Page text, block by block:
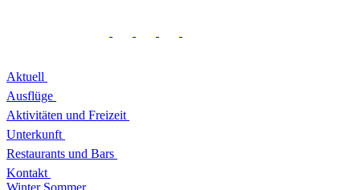
Aktuell
Ausflüge
Aktivitäten und Freizeit
Unterkunft
Restaurants und Bars
Kontakt
Winter Sommer